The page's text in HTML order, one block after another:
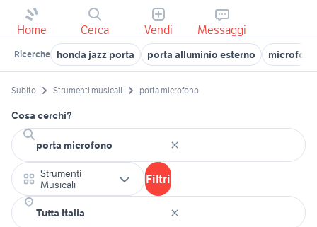
Home Cerca Vendi Messaggi
Ricerche honda jazz porta porta alluminio esterno microfoni
Subito Strumenti musicali porta microfono
Cosa cerchi?
Strumenti
Musicali
Filtri